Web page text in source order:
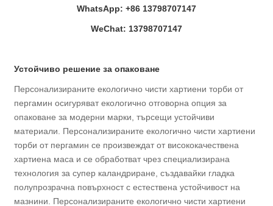
WhatsApp: +86 13798707147
WeChat: 13798707147
Устойчиво решение за опаковане
Персонализираните екологично чисти хартиени торби от
пергамин осигуряват екологично отговорна опция за
опаковане за модерни марки, търсещи устойчиви
материали. Персонализираните екологично чисти хартиени
торби от пергамин се произвеждат от висококачествена
хартиена маса и се обработват чрез специализирана
технология за супер каландриране, създавайки гладка
полупрозрачна повърхност с естествена устойчивост на
мазнини. Персонализираните екологично чисти хартиени